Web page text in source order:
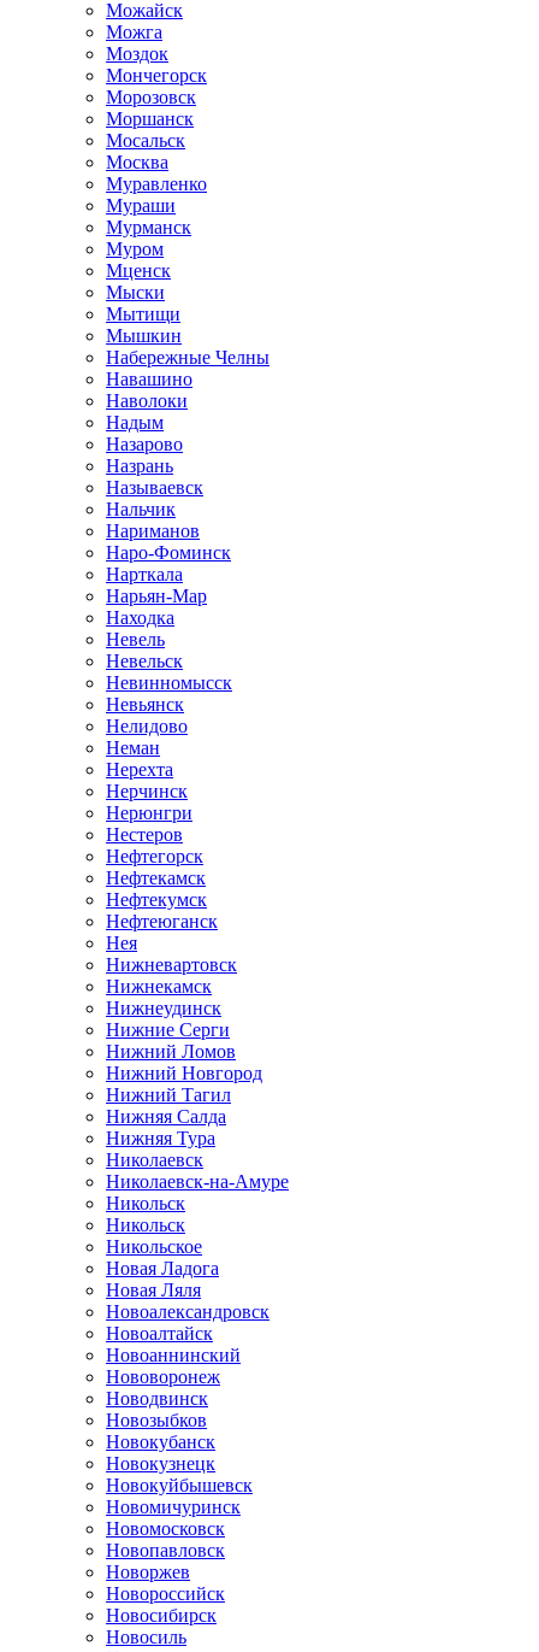
Можайск
Можга
Моздок
Мончегорск
Морозовск
Моршанск
Мосальск
Москва
Муравленко
Мураши
Мурманск
Муром
Мценск
Мыски
Мытищи
Мышкин
Набережные Челны
Навашино
Наволоки
Надым
Назарово
Назрань
Называевск
Нальчик
Нариманов
Наро-Фоминск
Нарткала
Нарьян-Мар
Находка
Невель
Невельск
Невинномысск
Невьянск
Нелидово
Неман
Нерехта
Нерчинск
Нерюнгри
Нестеров
Нефтегорск
Нефтекамск
Нефтекумск
Нефтеюганск
Нея
Нижневартовск
Нижнекамск
Нижнеудинск
Нижние Серги
Нижний Ломов
Нижний Новгород
Нижний Тагил
Нижняя Салда
Нижняя Тура
Николаевск
Николаевск-на-Амуре
Никольск
Никольск
Никольское
Новая Ладога
Новая Ляля
Новоалександровск
Новоалтайск
Новоаннинский
Нововоронеж
Новодвинск
Новозыбков
Новокубанск
Новокузнецк
Новокуйбышевск
Новомичуринск
Новомосковск
Новопавловск
Новоржев
Новороссийск
Новосибирск
Новосиль